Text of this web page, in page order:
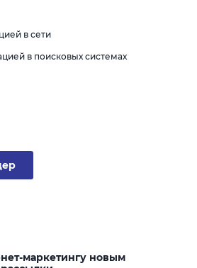
в сети
в поисковых системах
маркетингу новым